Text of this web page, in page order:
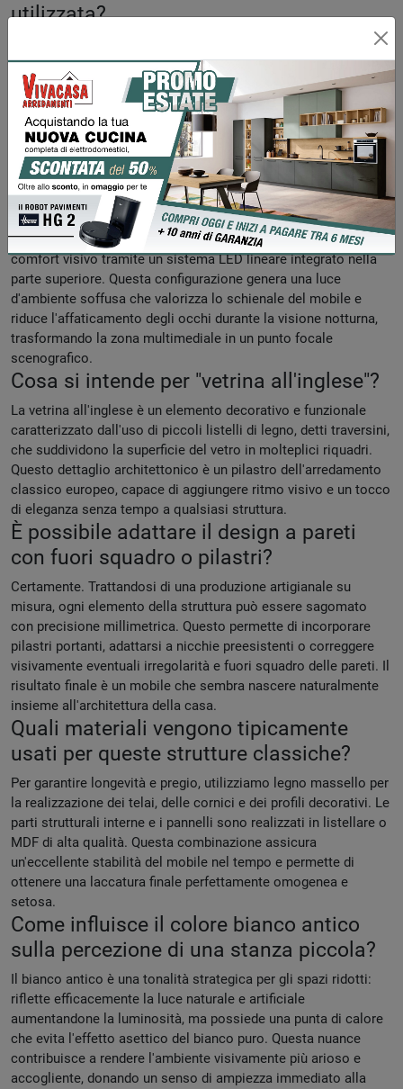
utilizzata?
profilo perimetrale robusto in rilievo che racchiude un pannello
centrale. Viene ampiamente utilizzata nella falegnameria
classica per garantire una maggiore stabilità dimensionale nel
tempo. Esteticamente, conferisce profondità e un carattere
sofisticato alla parete attrezzata, distinguendola nettamente
dalle superfici piatte tipiche dell'arredamento moderno.
Come viene gestita l’illuminazione nel
vano TV?
L'illuminazione del vano TV è progettata per il massimo
comfort visivo tramite un sistema LED lineare integrato nella
parte superiore. Questa configurazione genera una luce
d'ambiente soffusa che valorizza lo schienale del mobile e
riduce l'affaticamento degli occhi durante la visione notturna,
trasformando la zona multimediale in un punto focale
scenografico.
Cosa si intende per "vetrina all'inglese"?
La vetrina all'inglese è un elemento decorativo e funzionale
caratterizzato dall'uso di piccoli listelli di legno, detti traversini,
che suddividono la superficie del vetro in molteplici riquadri.
Questo dettaglio architettonico è un pilastro dell'arredamento
classico europeo, capace di aggiungere ritmo visivo e un tocco
di eleganza senza tempo a qualsiasi struttura.
È possibile adattare il design a pareti
con fuori squadro o pilastri?
Certamente. Trattandosi di una produzione artigianale su
misura, ogni elemento della struttura può essere sagomato
con precisione millimetrica. Questo permette di incorporare
pilastri portanti, adattarsi a nicchie preesistenti o correggere
visivamente eventuali irregolarità e fuori squadro delle pareti. Il
risultato finale è un mobile che sembra nascere naturalmente
insieme all'architettura della casa.
Quali materiali vengono tipicamente
usati per queste strutture classiche?
Per garantire longevità e pregio, utilizziamo legno massello per
la realizzazione dei telai, delle cornici e dei profili decorativi. Le
parti strutturali interne e i pannelli sono realizzati in listellare o
MDF di alta qualità. Questa combinazione assicura
un'eccellente stabilità del mobile nel tempo e permette di
ottenere una laccatura finale perfettamente omogenea e
setosa.
Come influisce il colore bianco antico
sulla percezione di una stanza piccola?
Il bianco antico è una tonalità strategica per gli spazi ridotti:
riflette efficacemente la luce naturale e artificiale
aumentandone la luminosità, ma possiede una punta di calore
che evita l'effetto asettico del bianco puro. Questa nuance
contribuisce a rendere l'ambiente visivamente più arioso e
accogliente, donando un senso di ampiezza immediato alla